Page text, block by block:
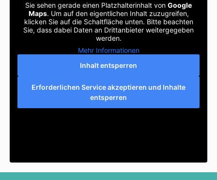
Sie sehen gerade einen Platzhalterinhalt von Google
Maps. Um auf den eigentlichen Inhalt zuzugreifen,
klicken Sie auf die Schaltfläche unten. Bitte beachten
Sie, dass dabei Daten an Drittanbieter weitergegeben
werden.
Mehr Informationen
Inhalt entsperren
Erforderlichen Service akzeptieren und Inhalte
entsperren